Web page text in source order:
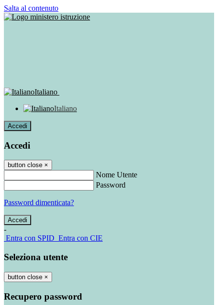
Salta al contenuto
Italiano
Italiano
Accedi
Accedi
button close ×
Nome Utente
Password
Password dimenticata?
-
Entra con SPID Entra con CIE
Seleziona utente
button close ×
Recupero password